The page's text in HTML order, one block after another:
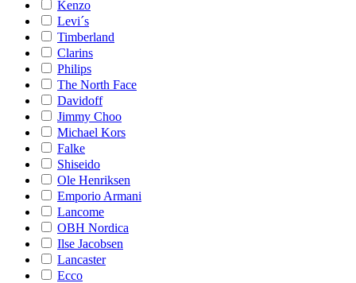
Kenzo
Levi´s
Timberland
Clarins
Philips
The North Face
Davidoff
Jimmy Choo
Michael Kors
Falke
Shiseido
Ole Henriksen
Emporio Armani
Lancome
OBH Nordica
Ilse Jacobsen
Lancaster
Ecco